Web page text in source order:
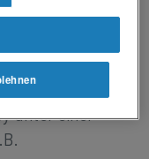
unter einer